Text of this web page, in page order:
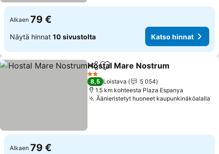
Alkaen 79 €
Näytä hinnat 10 sivustolta Katso hinnat
Jaa Lisää suosikkeihin
Hostal Mare Nostrum
2 Tähtiluokitus
8,5 Loistava
5 054
1.5 km kohteesta Plaza Espanya
Äänieristetyt huoneet kaupunkinäköalalla
Alkaen 79 €